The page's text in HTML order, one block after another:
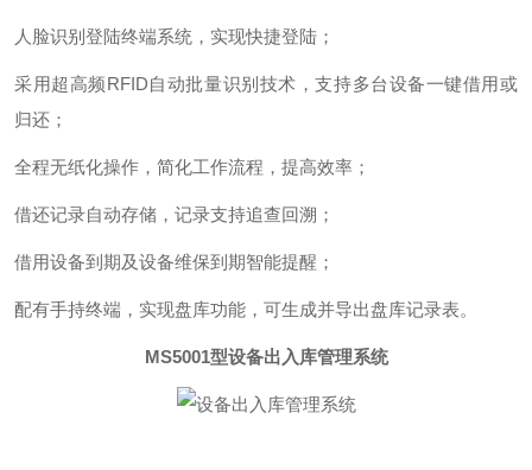
人脸识别登陆终端系统，实现快捷登陆；
采用超高频RFID自动批量识别技术，支持多台设备一键借用或
归还；
全程无纸化操作，简化工作流程，提高效率；
借还记录自动存储，记录支持追查回溯；
借用设备到期及设备维保到期智能提醒；
配有手持终端，实现盘库功能，可生成并导出盘库记录表。
MS5001型设备出入库管理系统